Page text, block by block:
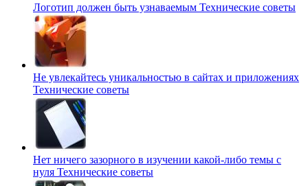
Логотип должен быть узнаваемым Технические советы
Не увлекайтесь уникальностью в сайтах и приложениях
Технические советы
Нет ничего зазорного в изучении какой-либо темы с
нуля Технические советы